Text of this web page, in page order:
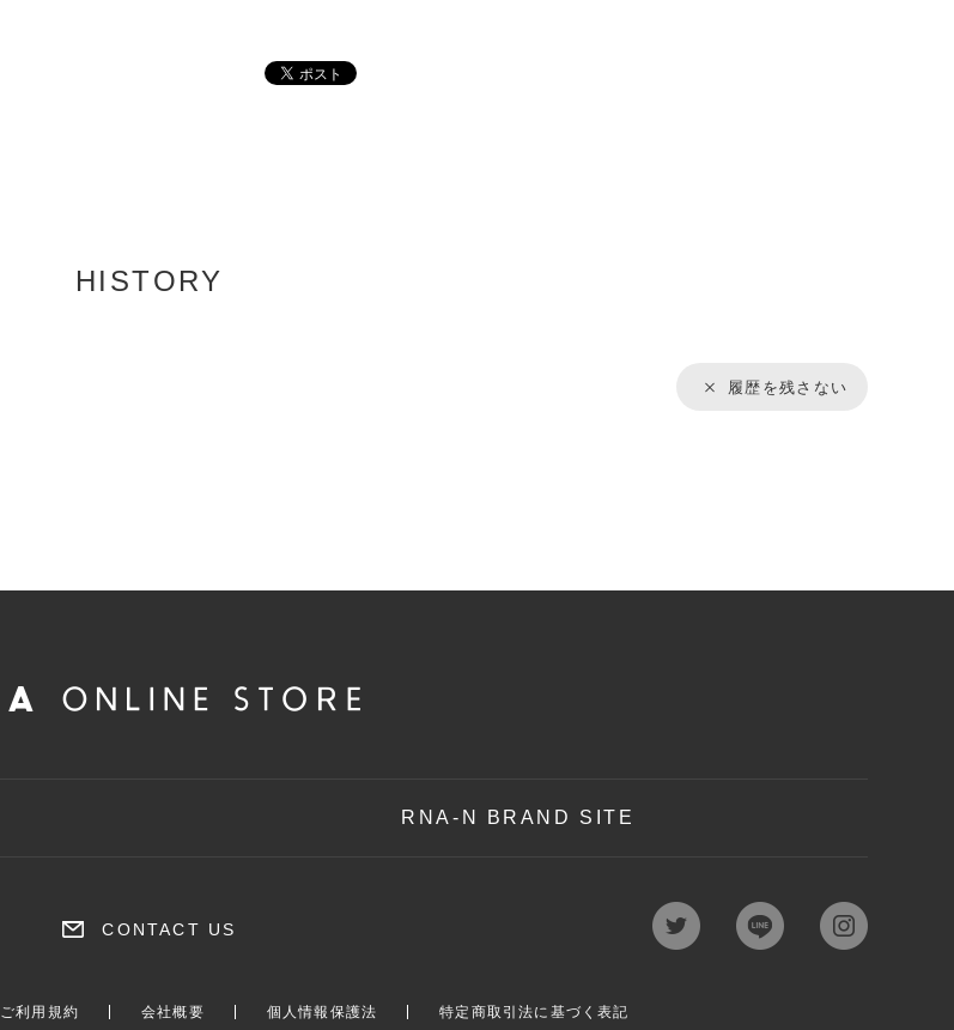
HISTORY
履歴を残さない
RNA-N BRAND SITE
CONTACT US
ご利用規約 会社概要 個人情報保護法 特定商取引法に基づく表記